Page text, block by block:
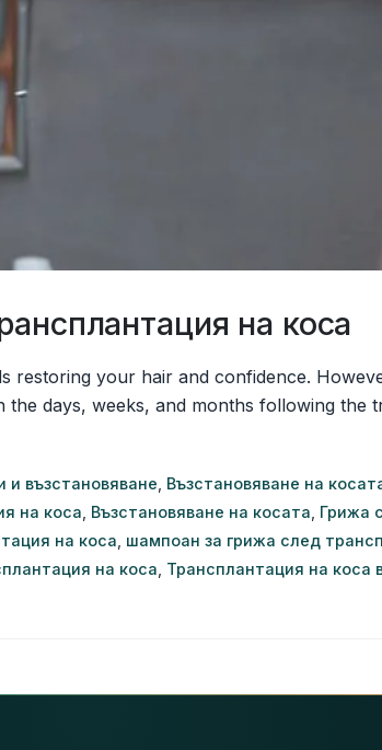
на коса
restoring your hair and confidence.
days, weeks, and months following the
възстановяване Възстановяване на
на коса Възстановяване на косата Грижа
на коса шампоан за грижа след
на коса Трансплантация на коса